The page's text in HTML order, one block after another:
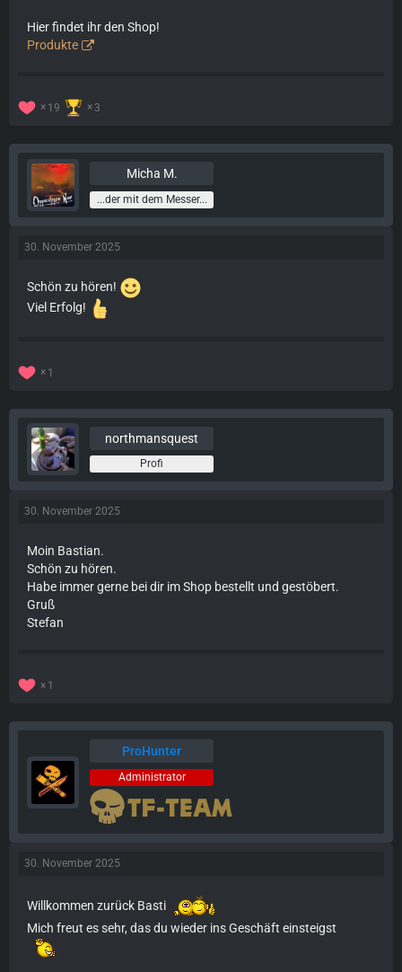
Hier findet ihr den Shop!
Produkte
19 3
Micha M.
...der mit dem Messer...
30. November 2025
Schön zu hören!
Viel Erfolg!
1
northmansquest
Profi
30. November 2025
Moin Bastian.
Schön zu hören.
Habe immer gerne bei dir im Shop bestellt und gestöbert.
Gruß
Stefan
1
ProHunter
Administrator
30. November 2025
Willkommen zurück Basti
Mich freut es sehr, das du wieder ins Geschäft einsteigst